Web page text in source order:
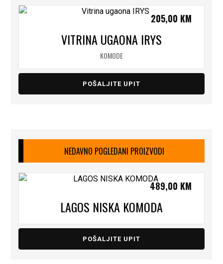
VITRINA UGAONA IRYS
KOMODE
205,00 KM
POŠALJITE UPIT
NEDAVNO POGLEDANI PROIZVODI
LAGOS NISKA KOMODA
489,00 KM
POŠALJITE UPIT